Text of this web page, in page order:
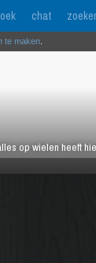
chat
op wielen heeft
te maken